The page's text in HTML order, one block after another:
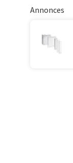
Annonces